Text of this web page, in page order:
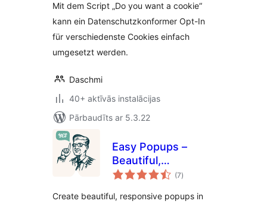
Mit dem Script „Do you want a cookie“
kann ein Datenschutzkonformer Opt-In
für verschiedenste Cookies einfach
umgesetzt werden.
Daschmi
40+ aktīvās instalācijas
Pārbaudīts ar 5.3.22
Easy Popups –
Beautiful,
Responsive Popups
Announcements
(7vērtējumu
kopsumma
)
Create beautiful, responsive popups in